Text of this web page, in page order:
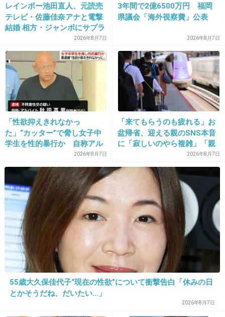
普通、旅費は友達持ちでは？
しかも何故、親族と一緒に観光なの？
ご祝儀は気にしないでじゃなくて、いらないと
いうのが常識です´д` ;
-6
22. 匿名2015/07/23(木) 08:33:11
迷う時点で、参加しません。
友達の友達との相部屋とかキツイし。
きっとグアムに行きたい子しか参加しないと思
うよ。
+423
23. 匿名2015/07/23(木) 08:33:32
お祝いしたい友達ならば、一人で参加します。
知らない人と同室なんて嫌です。
レインボー池田直人、元読売
テレビ・佐藤佳奈アナと電撃
結婚 相方・ジャンボにサプラ
2026年8月7日
3年間で2億6500万円 福岡
県議会「海外視察費」公表
2026年8月7日
「性欲抑えきれなかっ
た」“カッター”で脅し女子中
学生を性的暴行か 自称アル
バイトの56歳男を逮捕 千葉
2026年8月7日
「来てもらうのも疲れる」お
盆帰省、迎える親のSNS本音
に「寂しいのやら複雑」「親
孝行だと思っていたのに」
2026年8月7日
55歳大久保佳代子“現在の性欲”について衝撃告白「休みの日
とかそうだね、だいたい…」
2026年8月7日